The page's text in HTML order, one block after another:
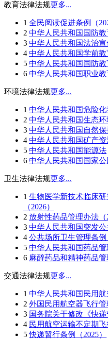
教育法律法规更多...
1 全民阅读促进条例（
2 中华人民共和国国防教
3 中华人民共和国法治
4 中华人民共和国学前
5 中华人民共和国国防教
6 中华人民共和国职业教
环境法律法规更多...
1 中华人民共和国危险化
2 中华人民共和国生态环
3 中华人民共和国自然保
4 中华人民共和国矿产资
5 中华人民共和国能源法
6 中华人民共和国国家
卫生法律法规更多...
1 生物医学新技术临床
（2026）
2 放射性药品管理办法（
3 中华人民共和国突发
4 公共场所卫生管理条例
5 中华人民共和国药品管
6 麻醉药品和精神药品管
交通法律法规更多...
1 中华人民共和国民用航
2 外国民用航空器飞行管
3 国务院关于修改《快
4 民用航空运输不定期飞
5 快递暂行条例（2025）